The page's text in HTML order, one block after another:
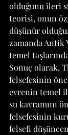
olduğunu ileri
teorisi, onun
düşünür
zamanda Antik
temel
Sonuç olarak,
felsefesinin
evrenin temel
su kavramını
felsefesinin
felsefi